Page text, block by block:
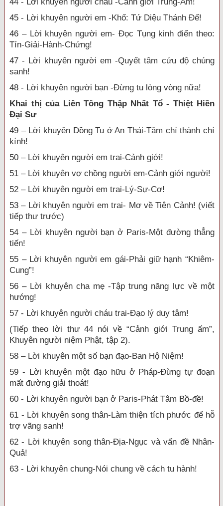
45 - Lời khuyên người em -Khổ: Tứ Diệu Thánh Đế!
46 – Lời khuyên người em- Đọc Tụng kinh điển theo:
Tín-Giải-Hành-Chứng!
47 - Lời khuyên người em -Quyết tâm cứu độ chúng
sanh!
48 - Lời khuyên người bạn -Đừng tu lòng vòng nữa!
Khai thị của Liên Tông Thập Nhất Tổ - Thiệt Hiền
Đại Sư
49 – Lời khuyên Dồng Tu ở An Thái-Tâm chí thành chí
kính!
50 – Lời khuyên người em trai-Cảnh giới!
51 – Lời khuyên vợ chồng người em-Cảnh giới người!
52 – Lời khuyên người em trai-Lý-Sự-Cơ!
53 – Lời khuyên người em trai- Mơ về Tiên Cảnh! (viết
tiếp thư trước)
54 – Lời khuyên người bạn ở Paris-Một đường thẳng
tiến!
55 – Lời khuyên người em gái-Phải giữ hạnh “Khiêm-
Cung”!
56 – Lời khuyên cha mẹ -Tập trung năng lực về một
hướng!
57 - Lời khuyên người cháu trai-Đạo lý duy tâm!
(Tiếp theo lời thư 44 nói về “Cảnh giới Trung ấm”,
Khuyên người niệm Phật, tập 2).
58 – Lời khuyên một số bạn đạo-Ban Hộ Niệm!
59 - Lời khuyên một đạo hữu ở Pháp-Đừng tự đoạn
mất đường giải thoát!
60 - Lời khuyên người bạn ở Paris-Phát Tâm Bồ-đề!
61 - Lời khuyên song thân-Làm thiện tích phước để hỗ
trợ vãng sanh!
62 - Lời khuyên song thân-Địa-Ngục và vấn đề Nhân-
Quả!
63 - Lời khuyên chung-Nói chung về cách tu hành!